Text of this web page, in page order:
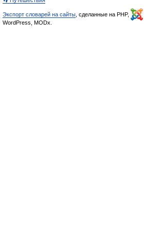
Экспорт словарей на сайты , сделанные на PHP,
WordPress, MODx.